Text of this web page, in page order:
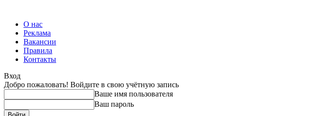
О нас
Реклама
Вакансии
Правила
Контакты
Вход
Добро пожаловать! Войдите в свою учётную запись
Ваше имя пользователя
Ваш пароль